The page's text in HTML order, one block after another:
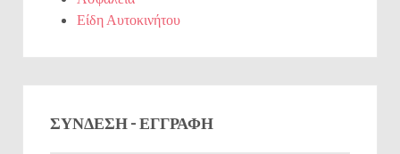
Είδη Αυτοκινήτου
ΣΎΝΔΕΣΗ - ΕΓΓΡΑΦΉ